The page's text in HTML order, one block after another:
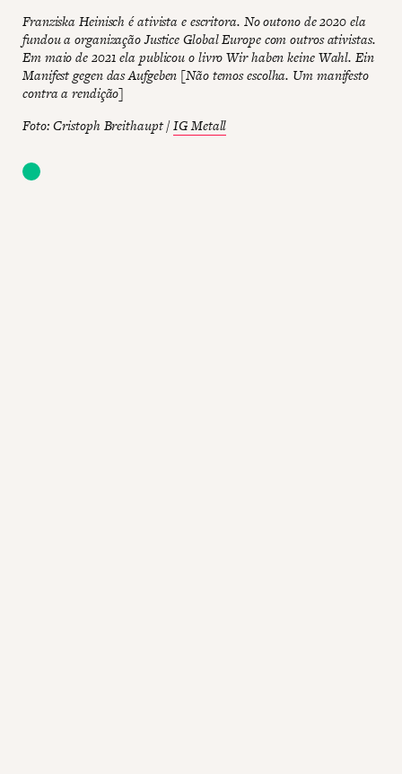
Franziska Heinisch é ativista e escritora. No outono de 2020 ela
fundou a organização Justice Global Europe com outros ativistas.
Em maio de 2021 ela publicou o livro Wir haben keine Wahl. Ein
Manifest gegen das Aufgeben [Não temos escolha. Um manifesto
contra a rendição]
Foto: Cristoph Breithaupt /IG Metall